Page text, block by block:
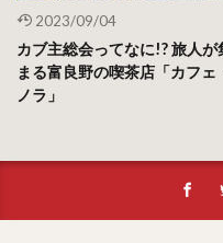
2023/09/04
カブ主総会ってなに!? 旅人が
まる富良野の喫茶店「カフェ
ノラ」